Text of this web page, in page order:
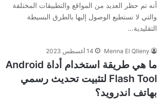
أنه تم حظر العديد من المواقع والتطبيقات المختلفة
والتي لا نستطيع الوصول إليها بالطرق البسيطة
التقليدية…
Menna El Qlleny 14 أغسطس 2023
ما هي طريقة استخدام أداة Android
Flash Tool لتثبيت تحديث رسمي
بهاتف اندرويد؟